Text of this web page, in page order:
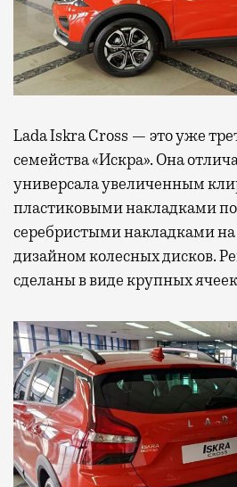
Lada Iskra Cross — это уже
семейства «Искра». Она
универсала увеличенным
пластиковыми накладками
серебристыми накладками
дизайном колесных дисков.
сделаны в виде крупных